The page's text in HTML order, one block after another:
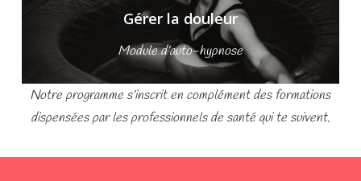
Gérer la douleur
Module d’auto-hypnose
Notre programme s’inscrit en complément des formations
dispensées par les professionnels de santé qui te suivent.